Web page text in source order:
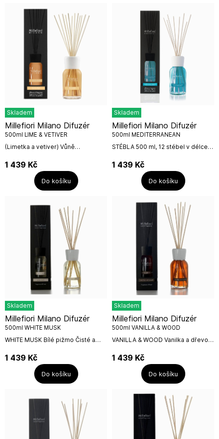
Skladem
(Limetka a vetiver) Vůně
pobřeží a osvěžující letní
atmosférou. V této vůni se
nápaditě snoubí svěží...
Millefiori Milano Difuzér
500ml LIME & VETIVER
1 439 Kč
Do košíku
Skladem
STÉBLA 500 ml, 12 stébel v délce
vhodná do velkých prostor. Náplň
vydrží 6-7 měsíců. Poté můžete...
Millefiori Milano Difuzér
500ml MEDITERRANEAN
BERGAMOT
1 439 Kč
Do košíku
Skladem
WHITE MUSK Bílé pižmo Čisté a
s nádechem vanilky. Vůně půvabná
a nevinná, ale evokující...
Millefiori Milano Difuzér
500ml WHITE MUSK
1 439 Kč
Do košíku
Skladem
VANILLA & WOOD Vanilka a dřevo
vůni vytváří spojení nevinné vanilky
se vzácným santalovým dřevem....
Millefiori Milano Difuzér
500ml VANILLA & WOOD
1 439 Kč
Do košíku